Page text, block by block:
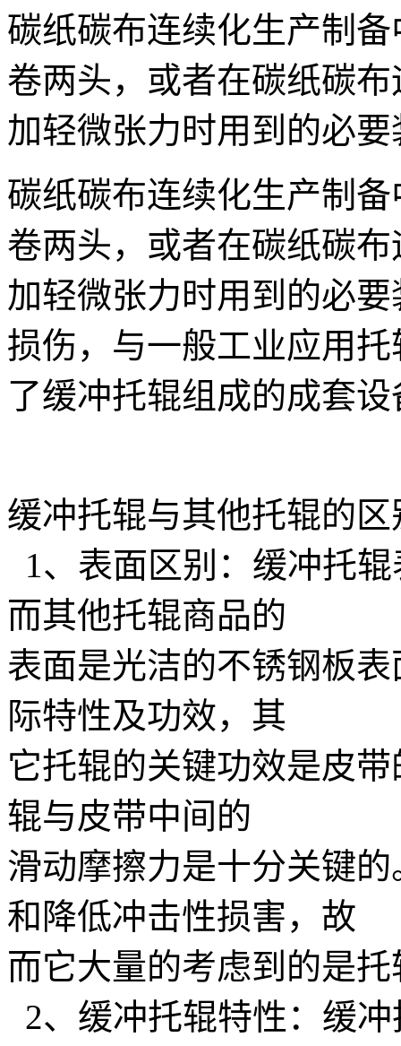
碳纸碳布连续化生产制
卷两头，或者在碳纸碳
加轻微张力时用到的必
碳纸碳布连续化生产制
卷两头，或者在碳纸碳
加轻微张力时用到的必
损伤，与一般工业应用
了缓冲托辊组成的成套设
缓冲托辊与其他托辊的区
1、表面区别：缓冲托
而其他托辊商品的
表面是光洁的不锈钢板
际特性及功效，其
它托辊的关键功效是皮
辊与皮带中间的
滑动摩擦力是十分关键
和降低冲击性损害，故
而它大量的考虑到的是
2、缓冲托辊特性：缓